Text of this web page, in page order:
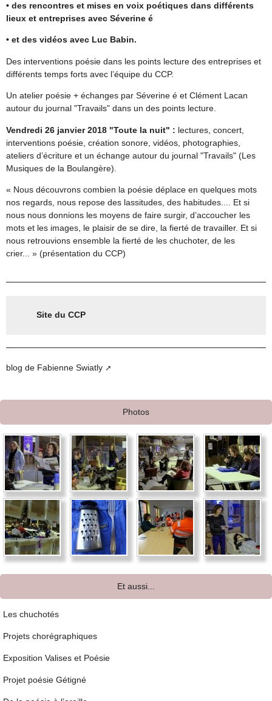
• des rencontres et mises en voix poétiques dans différents
lieux et entreprises avec Séverine é
• et des vidéos avec Luc Babin.
Des interventions poésie dans les points lecture des entreprises et
différents temps forts avec l’équipe du CCP.
Un atelier poésie + échanges par Séverine é et Clément Lacan
autour du journal "Travails" dans un des points lecture.
Vendredi 26 janvier 2018 "Toute la nuit" : lectures, concert,
interventions poésie, création sonore, vidéos, photographies,
ateliers d’écriture et un échange autour du journal "Travails" (Les
Musiques de la Boulangère).
« Nous découvrons combien la poésie déplace en quelques mots
nos regards, nous repose des lassitudes, des habitudes.... Et si
nous nous donnions les moyens de faire surgir, d’accoucher les
mots et les images, le plaisir de se dire, la fierté de travailler. Et si
nous retrouvions ensemble la fierté de les chuchoter, de les
crier... » (présentation du CCP)
Site du CCP
blog de Fabienne Swiatly
Photos
Et aussi...
Les chuchotés
Projets chorégraphiques
Exposition Valises et Poésie
Projet poésie Gétigné